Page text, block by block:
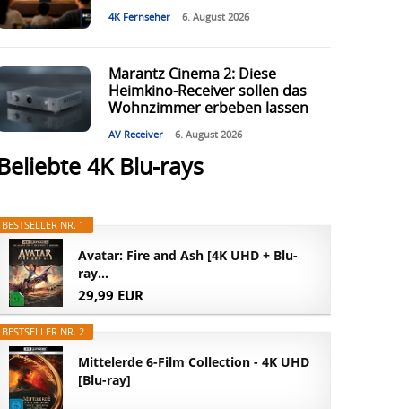
4K Fernseher 6. August 2026
Marantz Cinema 2: Diese
Heimkino-Receiver sollen das
Wohnzimmer erbeben lassen
AV Receiver 6. August 2026
Beliebte 4K Blu-rays
BESTSELLER NR. 1
Avatar: Fire and Ash [4K UHD + Blu-
ray...
29,99 EUR
BESTSELLER NR. 2
Mittelerde 6-Film Collection - 4K UHD
[Blu-ray]